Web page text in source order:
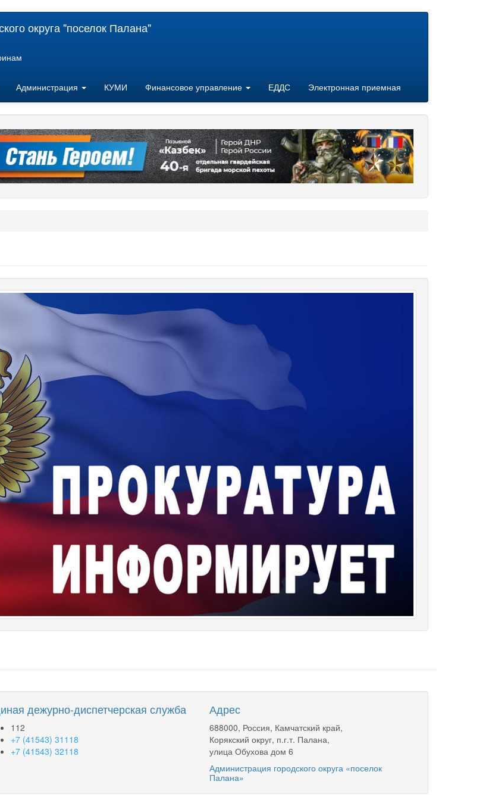
округа "поселок Палана"
Администрация КУМИ Финансовое управление ЕДДС Электронная приемная
дежурно-диспетчерская служба
112
+7 (41543) 31118
+7 (41543) 32118
Адрес
688000, Россия, Камчатский край,
Корякский округ, п.г.т. Палана,
улица Обухова дом 6
Администрация городского округа «поселок
Палана»